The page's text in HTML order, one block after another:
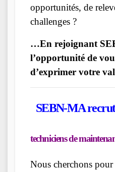
opportunités, de
challenges ?
…En rejoignant
l’opportunité de
d’exprimer votre
SEBN-MA
techniciens de
Nous cherchons pour